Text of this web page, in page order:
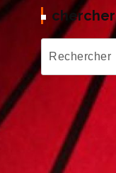
chercher